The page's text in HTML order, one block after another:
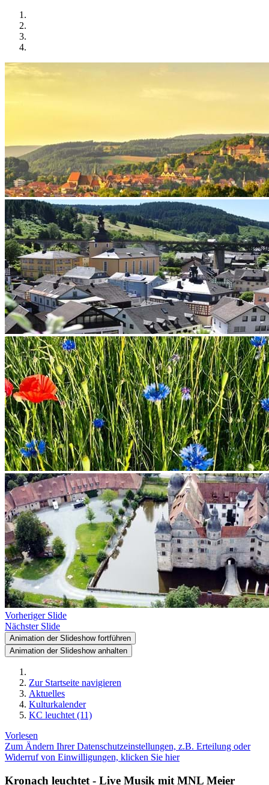
Vorheriger Slide
Nächster Slide
Animation der Slideshow fortführen
Animation der Slideshow anhalten
Zur Startseite navigieren
Aktuelles
Kulturkalender
KC leuchtet (11)
Vorlesen
Zum Ändern Ihrer Datenschutzeinstellungen, z.B. Erteilung oder
Widerruf von Einwilligungen, klicken Sie hier
Kronach leuchtet - Live Musik mit MNL Meier